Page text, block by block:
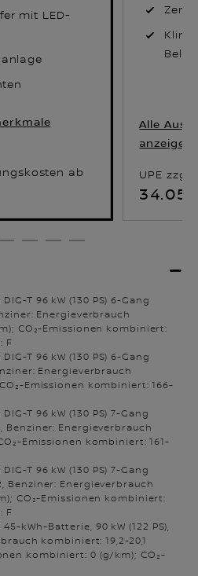
mit LED-
ab
Alle
anzeigen
UPE
T 96 kW (130 PS) 6-Gang
Energieverbrauch
CO₂-Emissionen kombiniert:
F
T 96 kW (130 PS) 6-Gang
Energieverbrauch
Emissionen kombiniert: 166-
T 96 kW (130 PS) 7-Gang
Benziner: Energieverbrauch
Emissionen kombiniert: 161-
T 96 kW (130 PS) 7-Gang
Benziner: Energieverbrauch
CO₂-Emissionen kombiniert:
F
kWh-Batterie, 90 kW (122 PS),
kombiniert: 19,2-20,1
kombiniert: 0 (g/km); CO₂-